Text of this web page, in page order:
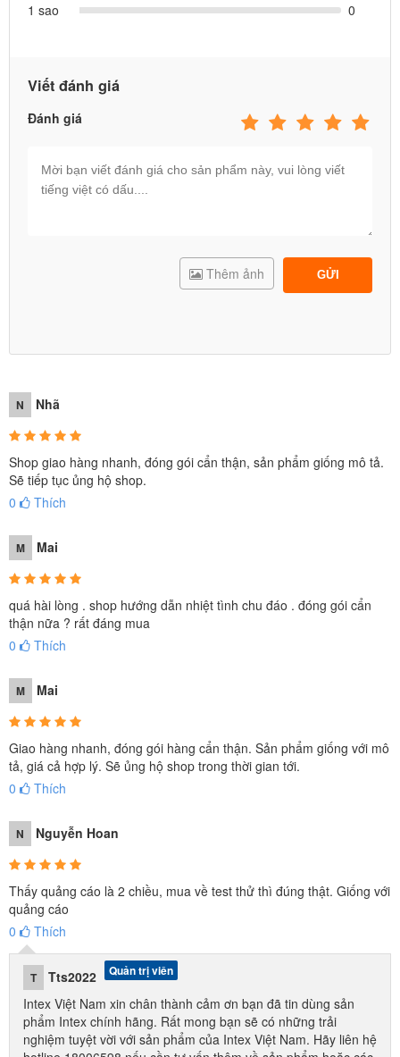
1 sao 0
Viết đánh giá
Đánh giá
GỬI
Thêm ảnh
N Nhã
Shop giao hàng nhanh, đóng gói cẩn thận, sản phẩm giống mô tả.
Sẽ tiếp tục ủng hộ shop.
0
Thích
M Mai
quá hài lòng . shop hướng dẫn nhiệt tình chu đáo . đóng gói cẩn
thận nữa ? rất đáng mua
0
Thích
M Mai
Giao hàng nhanh, đóng gói hàng cẩn thận. Sản phẩm giống với mô
tả, giá cả hợp lý. Sẽ ủng hộ shop trong thời gian tới.
0
Thích
N Nguyễn Hoan
Thấy quảng cáo là 2 chiều, mua về test thử thì đúng thật. Giống với
quảng cáo
0
Thích
T Tts2022 Quản trị viên
Intex Việt Nam xin chân thành cảm ơn bạn đã tin dùng sản
phẩm Intex chính hãng. Rất mong bạn sẽ có những trải
nghiệm tuyệt vời với sản phẩm của Intex Việt Nam. Hãy liên hệ